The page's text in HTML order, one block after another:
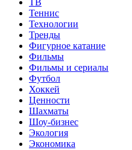
ТВ
Теннис
Технологии
Тренды
Фигурное катание
Фильмы
Фильмы и сериалы
Футбол
Хоккей
Ценности
Шахматы
Шоу-бизнес
Экология
Экономика